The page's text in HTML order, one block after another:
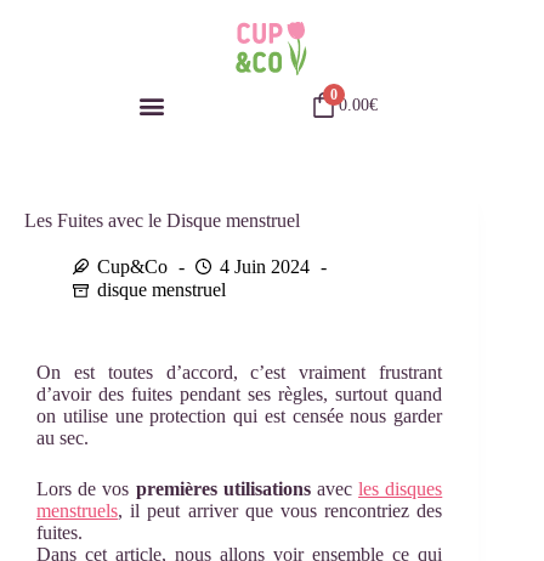
0
0.00€
Les Fuites avec le Disque menstruel
Cup&Co
4 Juin 2024
disque menstruel
On est toutes d’accord, c’est vraiment frustrant
d’avoir des fuites pendant ses règles, surtout quand
on utilise une protection qui est censée nous garder
au sec.
Lors de vos premières utilisationsavecles disques
menstruels, il peut arriver que vous rencontriez des
fuites.
Dans cet article, nous allons voir ensemble ce qui